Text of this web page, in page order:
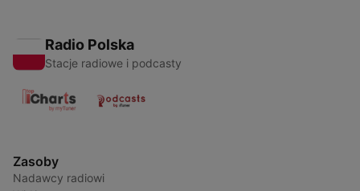
Radio Polska
Stacje radiowe i podcasty
Zasoby
Nadawcy radiowi